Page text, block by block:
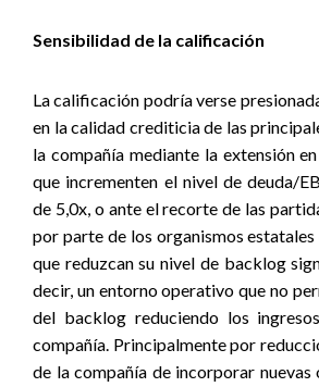
Sensibilidad de la calificación
La calificación podría verse
en la calidad crediticia de las
la compañía mediante la extensión
que incrementen el nivel de deuda/
de 5,0x, o ante el recorte de las
por parte de los organismos
que reduzcan su nivel de backlog
decir, un entorno operativo que no
del backlog reduciendo los
compañía. Principalmente por
de la compañía de incorporar